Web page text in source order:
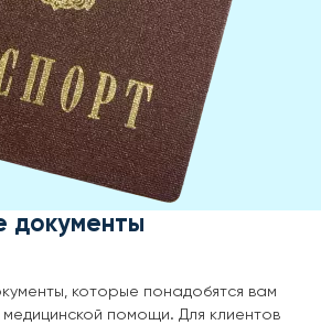
документы
которые понадобятся вам
медицинской помощи. Для клиентов